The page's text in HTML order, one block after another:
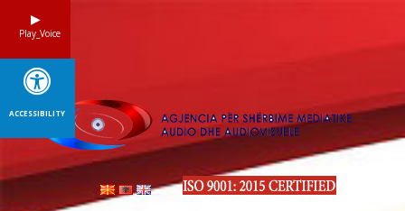
Play_Voice
ACCESSIBILITY